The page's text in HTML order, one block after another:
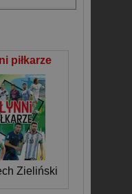
piłkarze
Zieliński